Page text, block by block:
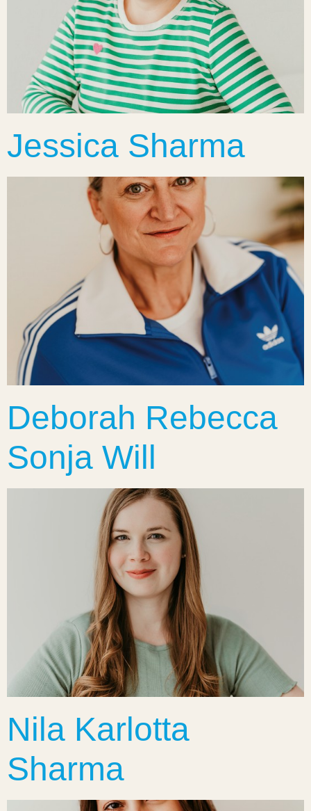
Jessica Sharma
Deborah Rebecca
Sonja Will
Nila Karlotta
Sharma